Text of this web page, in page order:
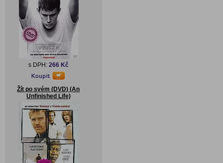
s DPH: 266 Kč
Žít po svém (DVD) (An
Unfinished Life)